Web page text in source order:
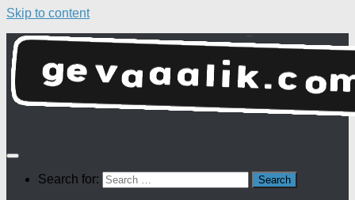
Skip to content
Search for: